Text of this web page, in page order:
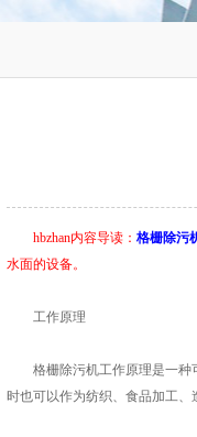
hbzhan内容导读： 格栅除污
水面的设备。
工作原理
格栅除污机工作原理是一种可
时也可以作为纺织、食品加工